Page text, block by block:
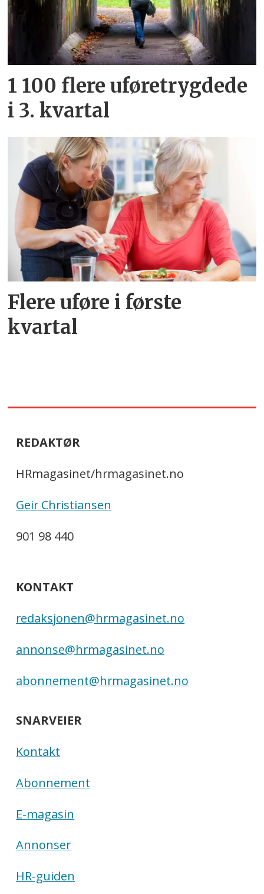
1 100 flere uføretrygdede
i 3. kvartal
Flere uføre i første
kvartal
REDAKTØR
HRmagasinet/hrmagasinet.no
Geir Christiansen
901 98 440
KONTAKT
redaksjonen@hrmagasinet.no
annonse@hrmagasinet.no
abonnement@hrmagasinet.no
SNARVEIER
Kontakt
Abonnement
E-magasin
Annonser
HR-guiden